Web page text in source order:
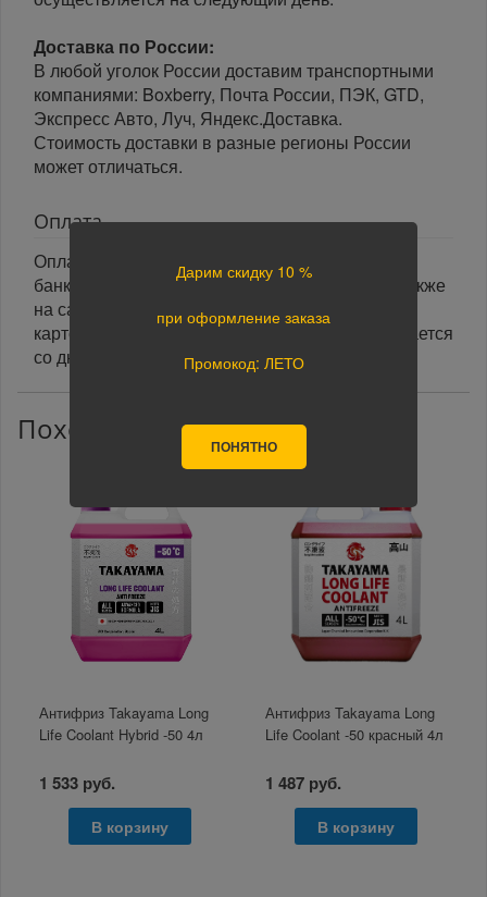
Доставка по России:
В любой уголок России доставим транспортными
компаниями: Boxberry, Почта России, ПЭК, GTD,
Экспресс Авто, Луч, Яндекс.Доставка.
Стоимость доставки в разные регионы России
может отличаться.
Оплата
Оплата заказа осуществляется наличными или
банковской картой курьеру при получении, а также
на сайте при оформлении заказа. При оплате
картой на сайте указанный срок доставки считается
со дня поступления оплаты.
Похожие товары
Антифриз Takayama Long
Life Coolant Hybrid -50 4л
1 533 руб.
В корзину
Антифриз Takayama Long
Life Coolant -50 красный 4л
1 487 руб.
В корзину
Дарим скидку 10 %
при оформление заказа
Промокод: ЛЕТО
ПОНЯТНО